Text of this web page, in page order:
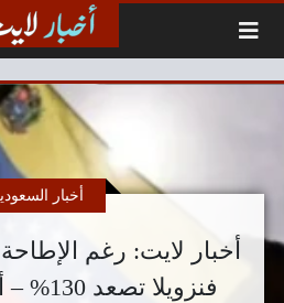
أخبار لايت: رغم
فنزويلا تصعد 130% – أخبار السعودية
أخبار